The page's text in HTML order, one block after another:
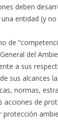
deben
entidad (y
de
del
a sus
sus alcances
normas,
acciones de